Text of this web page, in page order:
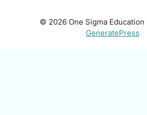
© 2026 One Sigma Education
GeneratePress